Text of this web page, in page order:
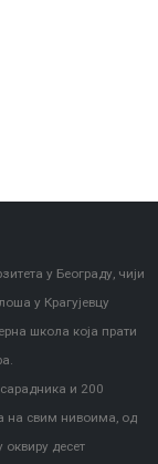
у Београду, чији
у Крагујевцу
школа која прати
и 200
на свим нивоима, од
оквиру десет